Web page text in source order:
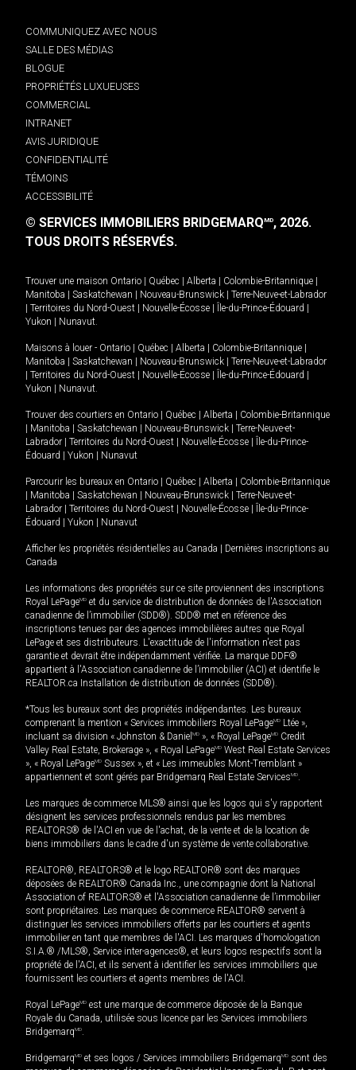
COMMUNIQUEZ AVEC NOUS
SALLE DES MÉDIAS
BLOGUE
PROPRIÉTÉS LUXUEUSES
COMMERCIAL
INTRANET
AVIS JURIDIQUE
CONFIDENTIALITÉ
TÉMOINS
ACCESSIBILITÉ
© SERVICES IMMOBILIERS BRIDGEMARQMD, 2026.
TOUS DROITS RÉSERVÉS.
Trouver une maison Ontario Québec Alberta Colombie-Britannique
Manitoba
Saskatchewan Nouveau-Brunswick
Terre-Neuve-et-Labrador
Territoires du Nord-Ouest Nouvelle-Écosse Île-du-Prince-Édouard
Yukon
Nunavut.
Maisons à louer - Ontario Québec Alberta Colombie-Britannique
Manitoba
Saskatchewan Nouveau-Brunswick
Terre-Neuve-et-Labrador
Territoires du Nord-Ouest Nouvelle-Écosse Île-du-Prince-Édouard
Yukon
Nunavut.
Trouver des courtiers en Ontario Québec Alberta
Colombie-Britannique
Manitoba Saskatchewan Nouveau-Brunswick
Terre-Neuve-et-
Labrador
Territoires du Nord-Ouest Nouvelle-Écosse
Île-du-Prince-
Édouard
Yukon Nunavut
Parcourir les bureaux en Ontario Québec Alberta
Colombie-Britannique
Manitoba Saskatchewan Nouveau-Brunswick
Terre-Neuve-et-
Labrador
Territoires du Nord-Ouest Nouvelle-Écosse
Île-du-Prince-
Édouard
Yukon Nunavut
Afficher les propriétés résidentielles au Canada
Dernières inscriptions au
Canada
Les informations des propriétés sur ce site proviennent des inscriptions
Royal LePageMD et du service de distribution de données de l'Association
canadienne de l’immobilier (SDD®). SDD® met en référence des
inscriptions tenues par des agences immobilières autres que Royal
LePage et ses distributeurs. L'exactitude de l'information n'est pas
garantie et devrait être indépendamment vérifiée. La marque DDF®
appartient à l'Association canadienne de l’immobilier (ACI) et identifie le
REALTOR.ca Installation de distribution de données (SDD®).
*Tous les bureaux sont des propriétés indépendantes. Les bureaux
comprenant la mention « Services immobiliers Royal LePageMD Ltée »,
incluant sa division « Johnston & Daniel MD », « Royal LePageMD Credit
Valley Real Estate, Brokerage », « Royal LePageMD West Real Estate Services
», « Royal LePageMD Sussex », et « Les immeubles Mont-Tremblant »
appartiennent et sont gérés par Bridgemarq Real Estate ServicesMD.
Les marques de commerce MLS® ainsi que les logos qui s'y rapportent
désignent les services professionnels rendus par les membres
REALTORS® de l'ACI en vue de l'achat, de la vente et de la location de
biens immobiliers dans le cadre d'un système de vente collaborative.
REALTOR®, REALTORS® et le logo REALTOR® sont des marques
déposées de REALTOR® Canada Inc., une compagnie dont la National
Association of REALTORS® et l'Association canadienne de l’immobilier
sont propriétaires. Les marques de commerce REALTOR® servent à
distinguer les services immobiliers offerts par les courtiers et agents
immobilier en tant que membres de l'ACI. Les marques d'homologation
S.I.A.® /MLS®, Service inter-agences®, et leurs logos respectifs sont la
propriété de l'ACI, et ils servent à identifier les services immobiliers que
fournissent les courtiers et agents membres de l'ACI.
Royal LePageMD est une marque de commerce déposée de la Banque
Royale du Canada, utilisée sous licence par les Services immobiliers
BridgemarqMD.
BridgemarqMD et ses logos / Services immobiliers BridgemarqMD sont des